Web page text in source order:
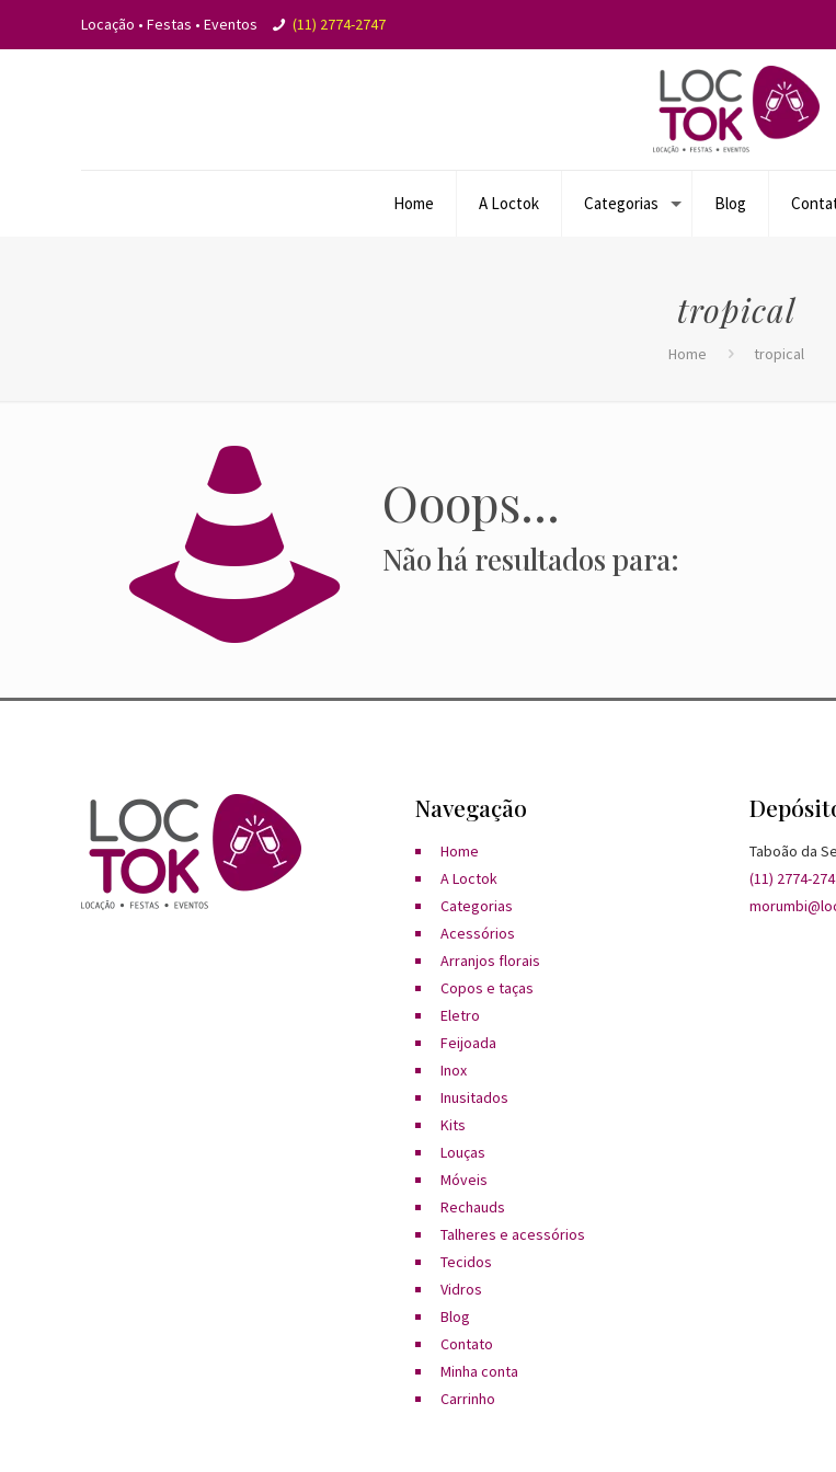
Locação • Festas • Eventos (11) 2774-2747
Home A Loctok Categorias Blog
tropical
Home tropical
Ooops...
Não há resultados para:
Navegação
Home
A Loctok
Categorias
Acessórios
Arranjos florais
Copos e taças
Eletro
Feijoada
Inox
Inusitados
Kits
Louças
Móveis
Rechauds
Talheres e acessórios
Tecidos
Vidros
Blog
Contato
Minha conta
Carrinho
Taboão da
(11) 2774-